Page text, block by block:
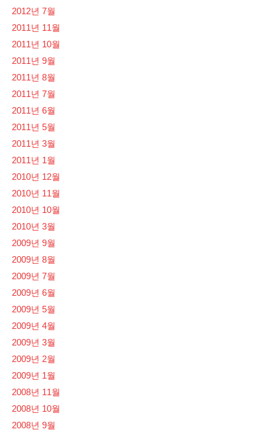
2012년 7월
2011년 11월
2011년 10월
2011년 9월
2011년 8월
2011년 7월
2011년 6월
2011년 5월
2011년 3월
2011년 1월
2010년 12월
2010년 11월
2010년 10월
2010년 3월
2009년 9월
2009년 8월
2009년 7월
2009년 6월
2009년 5월
2009년 4월
2009년 3월
2009년 2월
2009년 1월
2008년 11월
2008년 10월
2008년 9월